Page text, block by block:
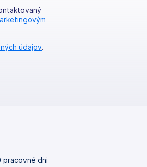
údajov.
pracovné dni